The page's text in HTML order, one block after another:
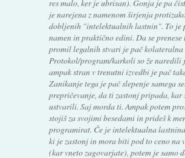
res malo, ker je ubrisan). Gonja je pa
je narejena z namenom širjenja
dobljenih "intelektualnih lastnin". To je
namen in praktično edini. Da se prenese
promil legalnih stvari je pač kolateralna
Protokol/program/karkoli so že naredili
ampak stran v trenutni izvedbi je pač
Zanikanje tega je pač slepenje samega
prepričevanje, da ti zastonj pripada, kar
ustvarili. Saj morda ti. Ampak potem
stojiš za svojimi besedami in prideš k
programirat. Če je intelektualna
ki je zastonj in mora biti pod to ceno na
(kar vneto zagovarjate), potem je samo